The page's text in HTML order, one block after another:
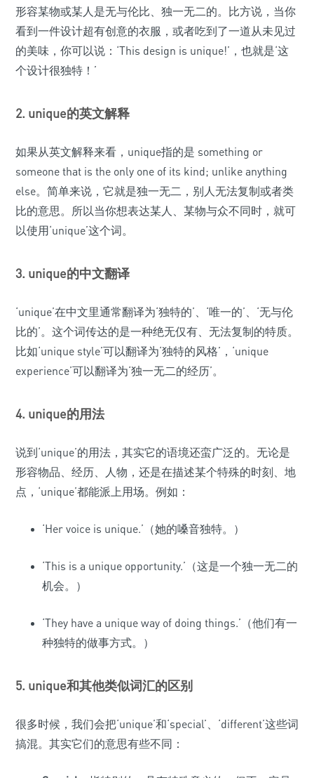
形容某物或某人是无与伦比、独一无二的。比方说，当你
看到一件设计超有创意的衣服，或者吃到了一道从未见过
的美味，你可以说：‘This design is unique!’，也就是‘这
个设计很独特！’
2. unique的英文解释
如果从英文解释来看，unique指的是 something or
someone that is the only one of its kind; unlike anything
else。简单来说，它就是独一无二，别人无法复制或者类
比的意思。所以当你想表达某人、某物与众不同时，就可
以使用‘unique’这个词。
3. unique的中文翻译
‘unique’在中文里通常翻译为‘独特的’、‘唯一的’、‘无与伦
比的’。这个词传达的是一种绝无仅有、无法复制的特质。
比如‘unique style’可以翻译为‘独特的风格’，‘unique
experience’可以翻译为‘独一无二的经历’。
4. unique的用法
说到‘unique’的用法，其实它的语境还蛮广泛的。无论是
形容物品、经历、人物，还是在描述某个特殊的时刻、地
点，‘unique’都能派上用场。例如：
‘Her voice is unique.’（她的嗓音独特。）
‘This is a unique opportunity.’（这是一个独一无二的
机会。）
‘They have a unique way of doing things.’（他们有一
种独特的做事方式。）
5. unique和其他类似词汇的区别
很多时候，我们会把‘unique’和‘special’、‘different’这些词
搞混。其实它们的意思有些不同：